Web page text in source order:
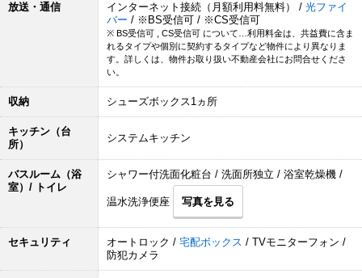
放送・通信 インターネット接続（月額利用料無料） / 光ファイ
バー / ※BS受信可 / ※CS受信可
※ BS受信可 , CS受信可 について…利用料金は、共益費に含ま
れるタイプや個別に契約するタイプなど物件により異なりま
す。詳しくは、物件お取り扱い不動産会社にお問合せくださ
い。
収納 シューズボックス1ヵ所
キッチン（台
所）
システムキッチン
バスルーム（浴
室）/ トイレ
シャワー付洗面化粧台 / 洗面所独立 / 浴室乾燥機 /
温水洗浄便座 写真を見る
セキュリティ オートロック / 宅配ボックス / TVモニターフォン /
防犯カメラ